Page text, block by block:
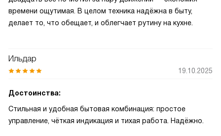
времени ощутимая. В целом техника надёжна в быту,
делает то, что обещает, и облегчает рутину на кухне.
Ильдар
19.10.2025
Достоинства:
Стильная и удобная бытовая комбинация: простое
управление, чёткая индикация и тихая работа. Надёжно.